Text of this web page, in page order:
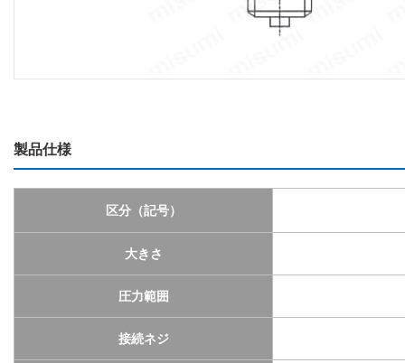
製品仕様
区分（記号）
大きさ
圧力範囲
接続ネジ